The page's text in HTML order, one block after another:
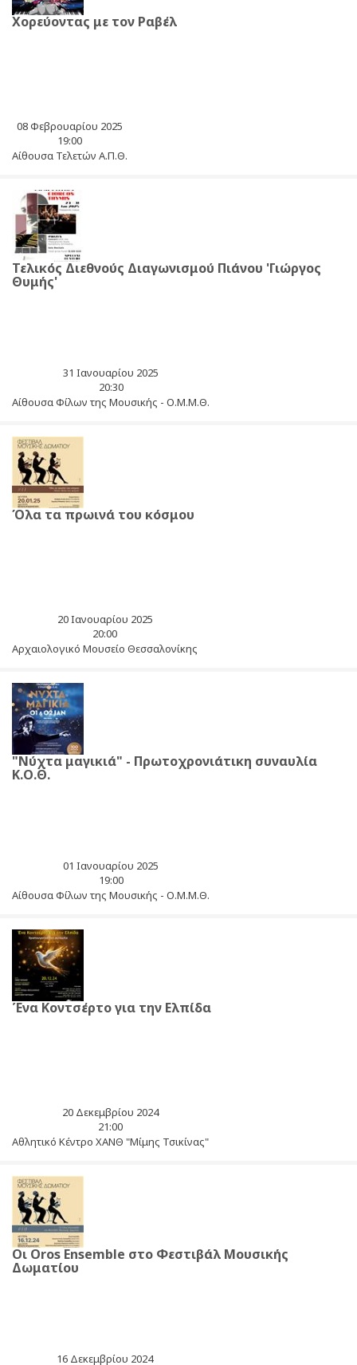
Χορεύοντας με τον Ραβέλ
08 Φεβρουαρίου 2025
19:00
Αίθουσα Τελετών Α.Π.Θ.
Τελικός Διεθνούς Διαγωνισμού Πιάνου 'Γιώργος
Θυμής'
31 Ιανουαρίου 2025
20:30
Αίθουσα Φίλων της Μουσικής - Ο.Μ.Μ.Θ.
Όλα τα πρωινά του κόσμου
20 Ιανουαρίου 2025
20:00
Αρχαιολογικό Μουσείο Θεσσαλονίκης
"Νύχτα μαγικιά" - Πρωτοχρονιάτικη συναυλία
Κ.Ο.Θ.
01 Ιανουαρίου 2025
19:00
Αίθουσα Φίλων της Μουσικής - Ο.Μ.Μ.Θ.
Ένα Κοντσέρτο για την Ελπίδα
20 Δεκεμβρίου 2024
21:00
Αθλητικό Κέντρο ΧΑΝΘ "Μίμης Τσικίνας"
Οι Oros Ensemble στο Φεστιβάλ Μουσικής
Δωματίου
16 Δεκεμβρίου 2024